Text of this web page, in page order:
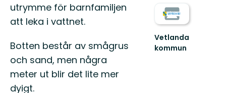
utrymme för barnfamiljen
att leka i vattnet.
Botten består av smågrus
och sand, men några
meter ut blir det lite mer
dyigt.
Vetlanda
kommun